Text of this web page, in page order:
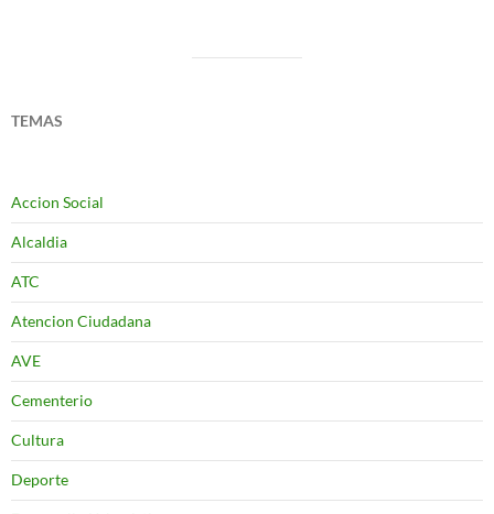
TEMAS
Accion Social
Alcaldia
ATC
Atencion Ciudadana
AVE
Cementerio
Cultura
Deporte